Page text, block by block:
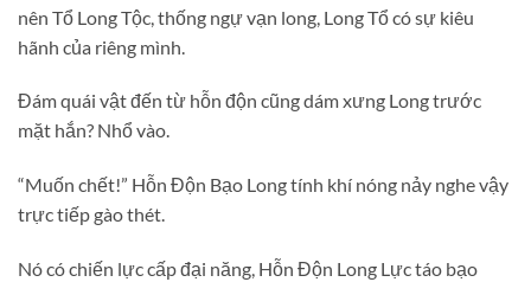
nên Tổ Long Tộc, thống ngự vạn long, Long Tổ có sự kiêu
hãnh của riêng mình.
Đám quái vật đến từ hỗn độn cũng dám xưng Long trước
mặt hắn? Nhổ vào.
“Muốn chết!” Hỗn Độn Bạo Long tính khí nóng nảy nghe vậy
trực tiếp gào thét.
Nó có chiến lực cấp đại năng, Hỗn Độn Long Lực táo bạo